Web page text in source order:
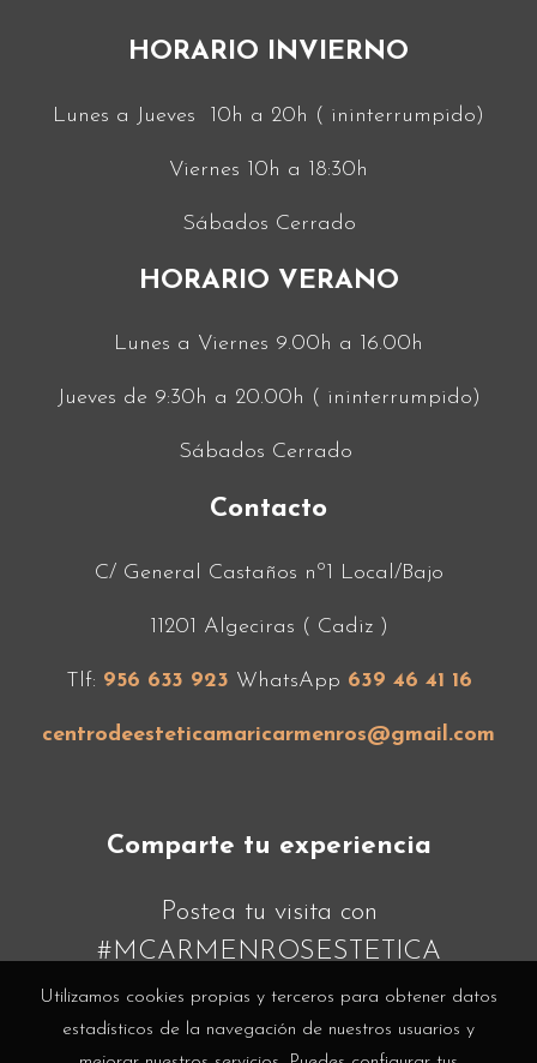
HORARIO INVIERNO
Lunes a Jueves 10h a 20h ( ininterrumpido)
Viernes 10h a 18:30h
Sábados Cerrado
HORARIO VERANO
Lunes a Viernes 9.00h a 16.00h
Jueves de 9:30h a 20.00h ( ininterrumpido)
Sábados Cerrado
Contacto
C/ General Castaños nº1 Local/Bajo
11201 Algeciras ( Cadiz )
Tlf: 956 633 923 WhatsApp 639 46 41 16
centrodeesteticamaricarmenros@gmail.com
Comparte tu experiencia
Postea tu visita con
#MCARMENROSESTETICA
Utilizamos cookies propias y terceros para obtener datos
estadísticos de la navegación de nuestros usuarios y